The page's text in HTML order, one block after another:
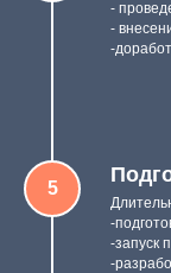
-
-
-
-
-запуск
-